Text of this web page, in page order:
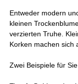
Entweder modern
kleinen
verzierten Truhe.
Korken machen sich
Zwei Beispiele für